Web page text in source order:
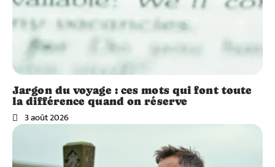
Jargon du voyage : ces mots qui font toute
la différence quand on réserve
3 août 2026